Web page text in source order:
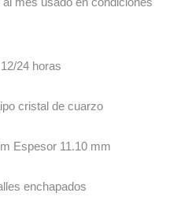
24 horas
cristal de cuarzo
Espesor 11.10 mm
enchapados